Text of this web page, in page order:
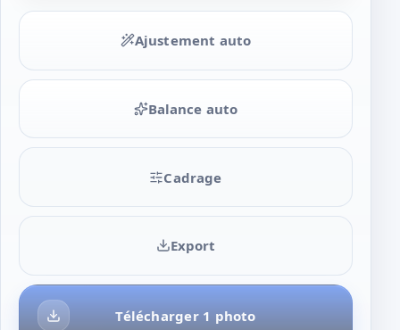
Ajustement auto
Balance auto
Cadrage
Télécharger 1 photo
Export